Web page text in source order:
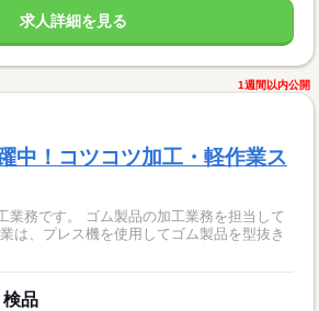
求人詳細を見る
1週間以内公開
中！コツコツ加工・軽作業ス
業務です。 ゴム製品の加工業務を担当して
は、プレス機を使用してゴム製品を型抜き
品